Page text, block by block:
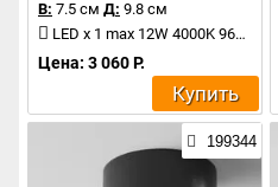
В: 7.5 см Д: 9.8 см
LED x 1 max 12W 4000K 960Lm
Цена: 3 060 Р.
Купить
199344